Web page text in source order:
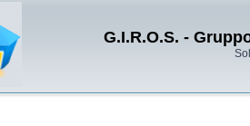
G.I.R.O.S. -